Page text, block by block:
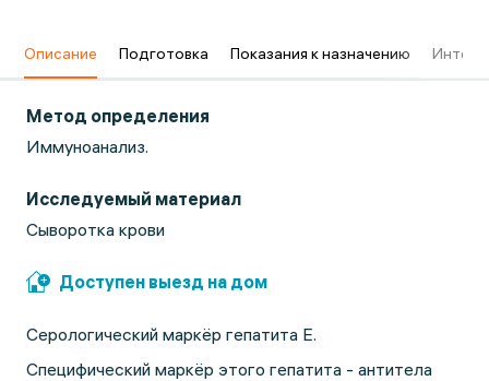
Описание Подготовка Показания к назначению
Метод определения
Иммуноанализ.
Исследуемый материал
Сыворотка крови
Доступен выезд на дом
Серологический маркёр гепатита Е.
Специфический маркёр этого гепатита - антитела